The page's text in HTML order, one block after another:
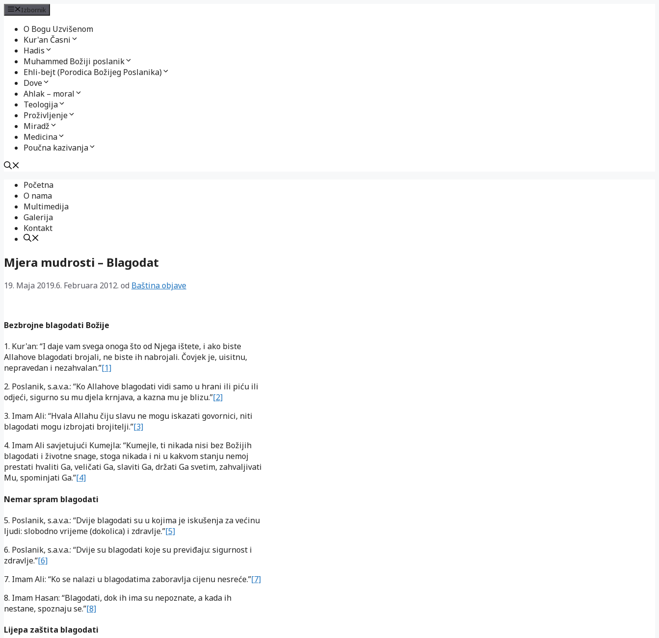
Izbornik
O Bogu Uzvišenom
Kur'an Časni
Hadis
Muhammed Božiji poslanik
Ehli-bejt (Porodica Božijeg Poslanika)
Dove
Ahlak – moral
Teologija
Proživljenje
Miradž
Medicina
Poučna kazivanja
sadržaj
Početna
O nama
Multimedija
Galerija
Kontakt
Mjera mudrosti – Blagodat
19. Maja 2019.6. Februara 2012. od Baština objave
Bezbrojne blagodati Božije
1. Kur'an: “I daje vam svega onoga što od Njega ištete, i ako biste
Allahove blagodati brojali, ne biste ih nabrojali. Čovjek je, uisitnu,
nepravedan i nezahvalan.”[1]
2. Poslanik, s.a.v.a.: “Ko Allahove blagodati vidi samo u hrani ili piću ili
odjeći, sigurno su mu djela krnjava, a kazna mu je blizu.”[2]
3. Imam Ali: “Hvala Allahu čiju slavu ne mogu iskazati govornici, niti
blagodati mogu izbrojati brojitelji.”[3]
4. Imam Ali savjetujući Kumejla: “Kumejle, ti nikada nisi bez Božijih
blagodati i životne snage, stoga nikada i ni u kakvom stanju nemoj
prestati hvaliti Ga, veličati Ga, slaviti Ga, držati Ga svetim, zahvaljivati
Mu, spominjati Ga.”[4]
Nemar spram blagodati
5. Poslanik, s.a.v.a.: “Dvije blagodati su u kojima je iskušenja za većinu
ljudi: slobodno vrijeme (dokolica) i zdravlje.”[5]
6. Poslanik, s.a.v.a.: “Dvije su blagodati koje su previđaju: sigurnost i
zdravlje.”[6]
7. Imam Ali: “Ko se nalazi u blagodatima zaboravlja cijenu nesreće.”[7]
8. Imam Hasan: “Blagodati, dok ih ima su nepoznate, a kada ih
nestane, spoznaju se.”[8]
Lijepa zaštita blagodati